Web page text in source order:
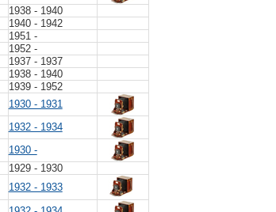
1938 - 1940
1940 - 1942
1951 -
1952 -
1937 - 1937
1938 - 1940
1939 - 1952
1930 - 1931
1932 - 1934
1930 -
1929 - 1930
1932 - 1933